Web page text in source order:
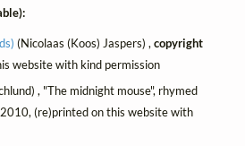
(Nicolaas (Koos) Jaspers) ,copyright
website with kind permission
, "The midnight mouse", rhymed
(re)printed on this website with